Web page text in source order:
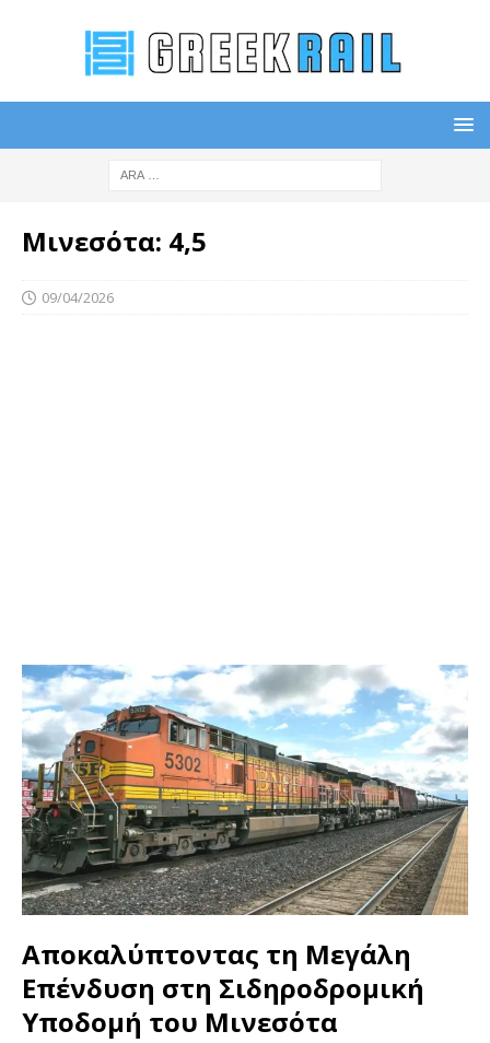
Μινεσότα: 4,5
09/04/2026
Αποκαλύπτοντας τη Μεγάλη
Επένδυση στη Σιδηροδρομική
Υποδομή του Μινεσότα